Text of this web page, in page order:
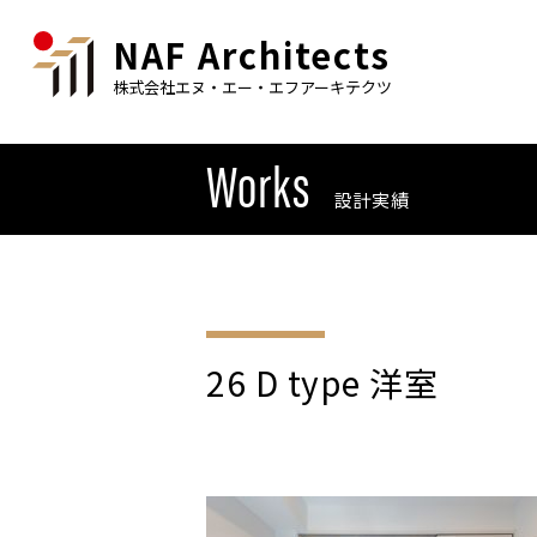
NAF Architects
株式会社エヌ・エー・エフアーキテクツ
Works 設計実績
26 D type 洋室